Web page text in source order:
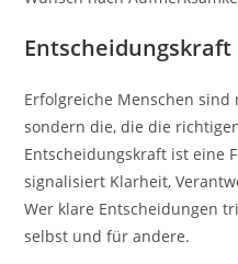
Erfolgreiche Menschen
sondern die, die die
Entscheidungskraft ist eine
signalisiert Klarheit,
Wer klare Entscheidungen
selbst und für andere.